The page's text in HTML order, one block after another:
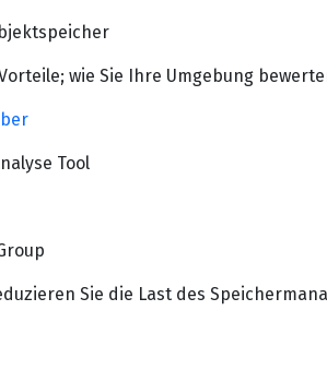
wie Sie Ihre Umgebung
Tool
Sie die Last des